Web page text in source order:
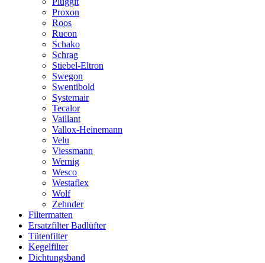
Proxon
Roos
Rucon
Schako
Schrag
Stiebel-Eltron
Swegon
Swentibold
Systemair
Tecalor
Vaillant
Vallox-Heinemann
Velu
Viessmann
Wernig
Wesco
Westaflex
Wolf
Zehnder
Filtermatten
Ersatzfilter Badlüfter
Tütenfilter
Kegelfilter
Dichtungsband